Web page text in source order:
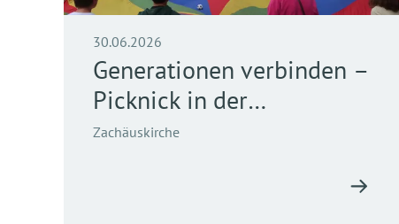
30.06.2026
Generationen verbinden –
Picknick in der
Zachäuskirche
Zachäuskirche